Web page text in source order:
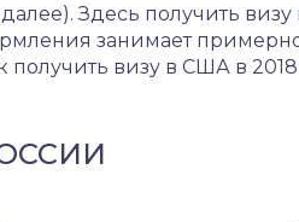
Здесь получить
занимает
получить визу в США в